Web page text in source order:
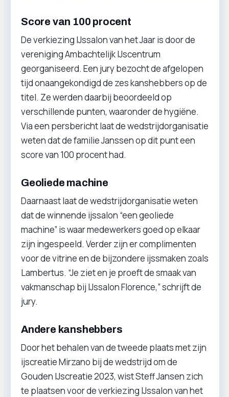
Score van 100 procent
De verkiezing IJssalon van het Jaar is door de
vereniging Ambachtelijk IJscentrum
georganiseerd. Een jury bezocht de afgelopen
tijd onaangekondigd de zes kanshebbers op de
titel. Ze werden daarbij beoordeeld op
verschillende punten, waaronder de hygiëne.
Via een persbericht laat de wedstrijdorganisatie
weten dat de familie Janssen op dit punt een
score van 100 procent had.
Geoliede machine
Daarnaast laat de wedstrijdorganisatie weten
dat de winnende ijssalon “een geoliede
machine” is waar medewerkers goed op elkaar
zijn ingespeeld. Verder zijn er complimenten
voor de vitrine en de bijzondere ijssmaken zoals
Lambertus. “Je ziet en je proeft de smaak van
vakmanschap bij IJssalon Florence,” schrijft de
jury.
Andere kanshebbers
Door het behalen van de tweede plaats met zijn
ijscreatie Mirzano bij de wedstrijd om de
Gouden IJscreatie 2023, wist Steff Jansen zich
te plaatsen voor de verkiezing IJssalon van het